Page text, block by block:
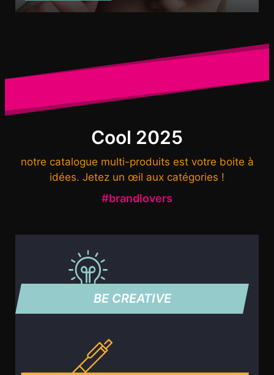
Cool 2025
notre catalogue multi-produits est votre boite à
idées. Jetez un œil aux catégories !
#brandlovers
BE CREATIVE